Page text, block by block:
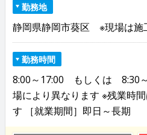
勤務地
静岡県静岡市葵区 ※現場は施
勤務時間
8:00～17:00 もしくは 8:30
場により異なります ※残業時
す ［就業期間］即日～長期